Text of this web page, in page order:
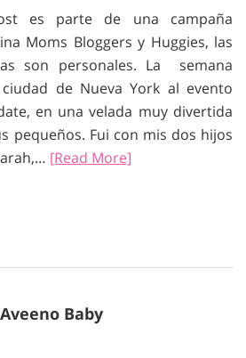
es parte de una campaña
Moms Bloggers y Huggies, las
son personales. La semana
de Nueva York al evento
en una velada muy divertida
pequeños. Fui con mis dos hijos
[Read More]
Baby